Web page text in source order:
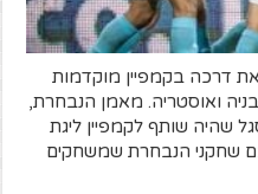
דרכה בקמפיין מוקדמות
סלובניה ואוסטריה. מאמן הנבחרת,
שהיה שותף לקמפיין ליגת
שחקני הנבחרת שמשחקים